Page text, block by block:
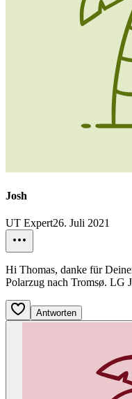
Josh
UT Expert26. Juli 2021
Hi Thomas, danke für
Polarzug nach Tromsø. LG
Antworten